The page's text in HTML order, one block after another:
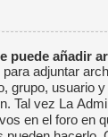
puede añadir
para adjuntar
grupo, usuario
Tal vez La
en el foro en